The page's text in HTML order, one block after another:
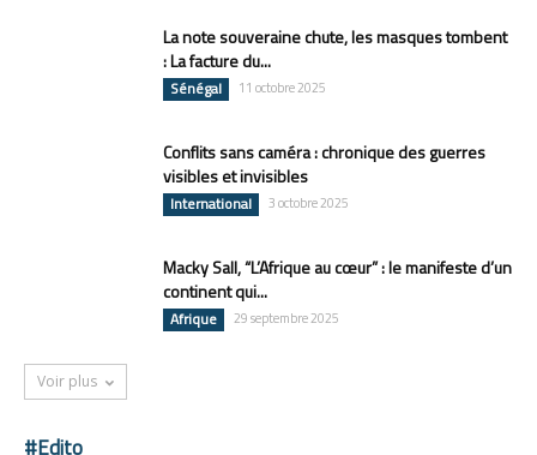
La note souveraine chute, les masques tombent
: La facture du...
Sénégal 11 octobre 2025
Conflits sans caméra : chronique des guerres
visibles et invisibles
International 3 octobre 2025
Macky Sall, “L’Afrique au cœur” : le manifeste d’un
continent qui...
Afrique 29 septembre 2025
Voir plus
#Edito